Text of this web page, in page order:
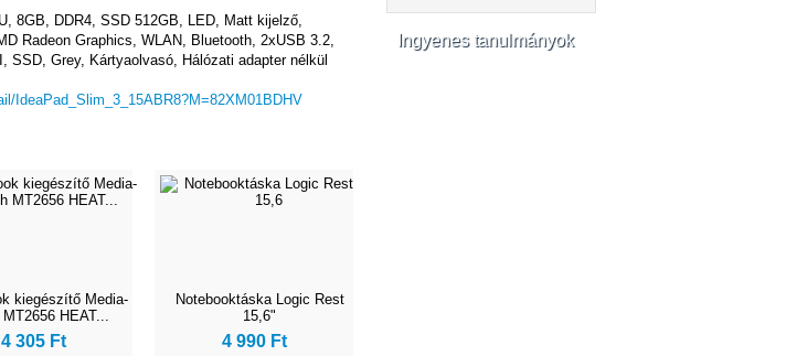
8GB, DDR4, SSD 512GB, LED, Matt kijelző,
Radeon Graphics, WLAN, Bluetooth, 2xUSB 3.2,
SSD, Grey, Kártyaolvasó, Hálózati adapter nélkül
IdeaPad_Slim_3_15ABR8?M=82XM01BDHV
kiegészítő Media-
MT2656 HEAT...
4 305 Ft
Notebooktáska Logic Rest
15,6"
4 990 Ft
Ingyenes tanulmányok